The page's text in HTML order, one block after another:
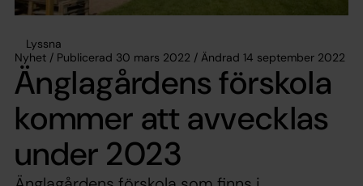
Lyssna
Nyhet / Publicerad 30 mars 2022 / Ändrad 14 september 2022
Änglagårdens förskola
kommer att avvecklas
under 2023